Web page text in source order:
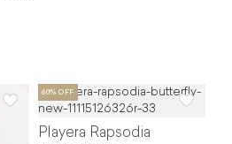
Playera Rapsodia